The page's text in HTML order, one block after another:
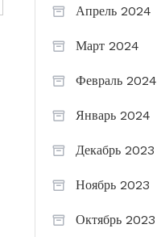
Апрель 2024
Март 2024
Февраль 2024
Январь 2024
Декабрь 2023
Ноябрь 2023
Октябрь 2023